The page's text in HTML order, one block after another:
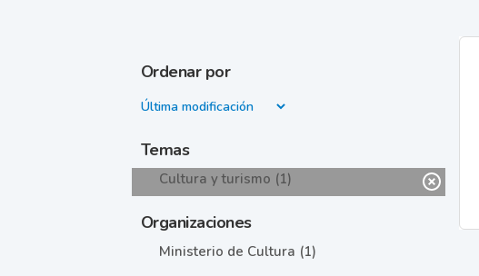
Ordenar por
Temas
Cultura y turismo (1)
Organizaciones
Ministerio de Cultura (1)